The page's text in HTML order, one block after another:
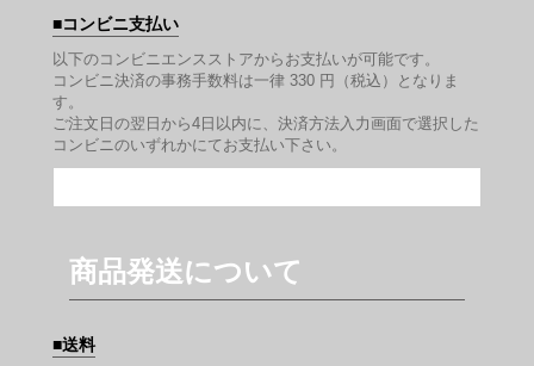
コンビニ支払い
以下のコンビニエンスストアからお支払いが可能です。
コンビニ決済の事務手数料は一律 330 円（税込）となりま
す。
ご注文日の翌日から4日以内に、決済方法入力画面で選択した
コンビニのいずれかにてお支払い下さい。
商品発送について
送料